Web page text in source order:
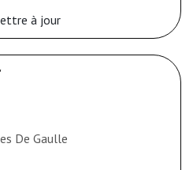
à jour
De Gaulle